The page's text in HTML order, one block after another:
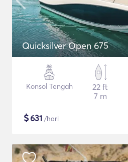
Quicksilver Open 675
Konsol Tengah
22 ft
7 m
$631 /hari